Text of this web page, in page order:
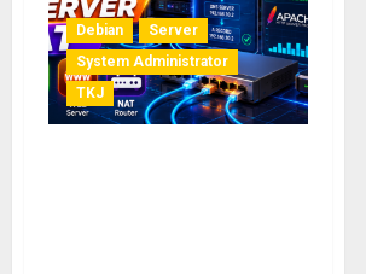
Debian
Server
System Administrator
TKJ